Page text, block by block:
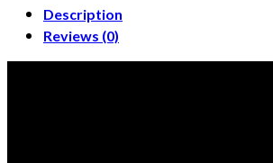
Description
Reviews (0)